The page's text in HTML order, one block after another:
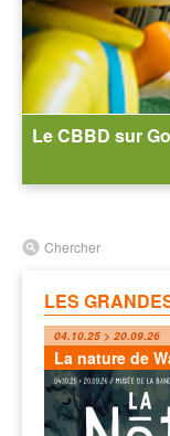
Le CBBD sur
Chercher
LES
04.10.25 > 20.09.26
La nature de